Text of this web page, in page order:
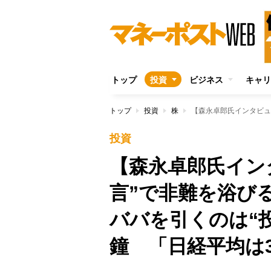
トップ 投資 ビジネス キャ
トップ 投資 株
投資
【森永卓郎氏イ
言”で非難を浴び
ババを引くのは“
鐘 「日経平均は